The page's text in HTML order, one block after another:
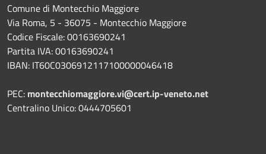
Comune di Montecchio Maggiore
Via Roma, 5 - 36075 - Montecchio Maggiore
Codice Fiscale: 00163690241
Partita IVA: 00163690241
IBAN: IT60C0306912117100000046418
PEC: montecchiomaggiore.vi@cert.ip-veneto.net
Centralino Unico: 0444705601